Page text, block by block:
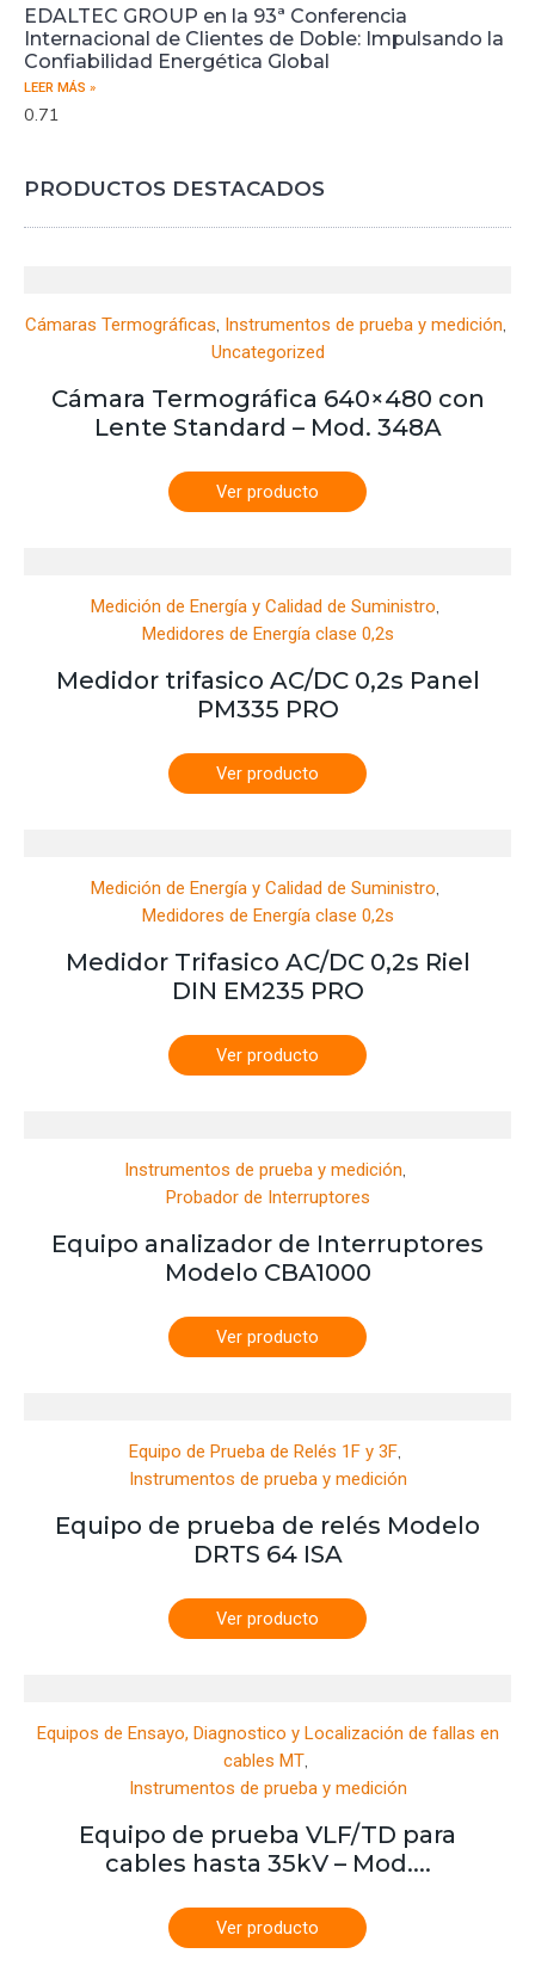
EDALTEC GROUP en la 93ª Conferencia
Internacional de Clientes de Doble: Impulsando la
Confiabilidad Energética Global
LEER MÁS »
PRODUCTOS DESTACADOS
Cámaras Termográficas, Instrumentos de prueba y medición,
Uncategorized
Cámara Termográfica 640×480 con
Lente Standard – Mod. 348A
Ver producto
Medición de Energía y Calidad de Suministro,
Medidores de Energía clase 0,2s
Medidor trifasico AC/DC 0,2s Panel
PM335 PRO
Ver producto
Medición de Energía y Calidad de Suministro,
Medidores de Energía clase 0,2s
Medidor Trifasico AC/DC 0,2s Riel
DIN EM235 PRO
Ver producto
Instrumentos de prueba y medición,
Probador de Interruptores
Equipo analizador de Interruptores
Modelo CBA1000
Ver producto
Equipo de Prueba de Relés 1F y 3F,
Instrumentos de prueba y medición
Equipo de prueba de relés Modelo
DRTS 64 ISA
Ver producto
Equipos de Ensayo, Diagnostico y Localización de fallas en
cables MT,
Instrumentos de prueba y medición
Equipo de prueba VLF/TD para
cables hasta 35kV – Mod....
Ver producto